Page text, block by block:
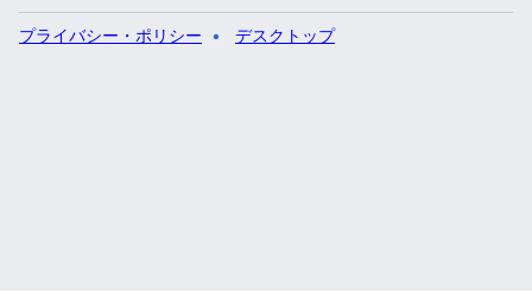
プライバシー・ポリシー デスクトップ